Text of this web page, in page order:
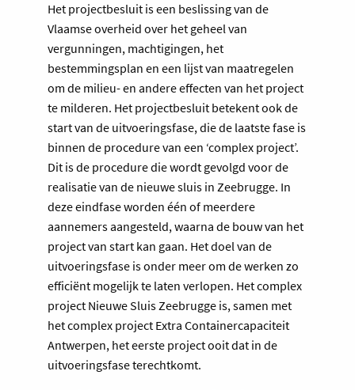
Het projectbesluit is een beslissing van de
Vlaamse overheid over het geheel van
vergunningen, machtigingen, het
bestemmingsplan en een lijst van maatregelen
om de milieu- en andere effecten van het project
te milderen. Het projectbesluit betekent ook de
start van de uitvoeringsfase, die de laatste fase is
binnen de procedure van een ‘complex project’.
Dit is de procedure die wordt gevolgd voor de
realisatie van de nieuwe sluis in Zeebrugge. In
deze eindfase worden één of meerdere
aannemers aangesteld, waarna de bouw van het
project van start kan gaan. Het doel van de
uitvoeringsfase is onder meer om de werken zo
efficiënt mogelijk te laten verlopen. Het complex
project Nieuwe Sluis Zeebrugge is, samen met
het complex project Extra Containercapaciteit
Antwerpen, het eerste project ooit dat in de
uitvoeringsfase terechtkomt.